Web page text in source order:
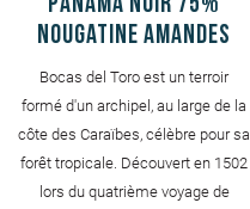
Panama Noir 75%
Nougatine Amandes
Bocas del Toro est un terroir
formé d'un archipel, au large de la
côte des Caraïbes, célèbre pour sa
forêt tropicale. Découvert en 1502
lors du quatrième voyage de